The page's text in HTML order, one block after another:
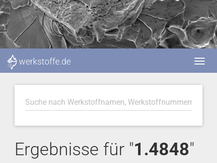
werkstoffe.de
Ergebnisse für "1.4848"